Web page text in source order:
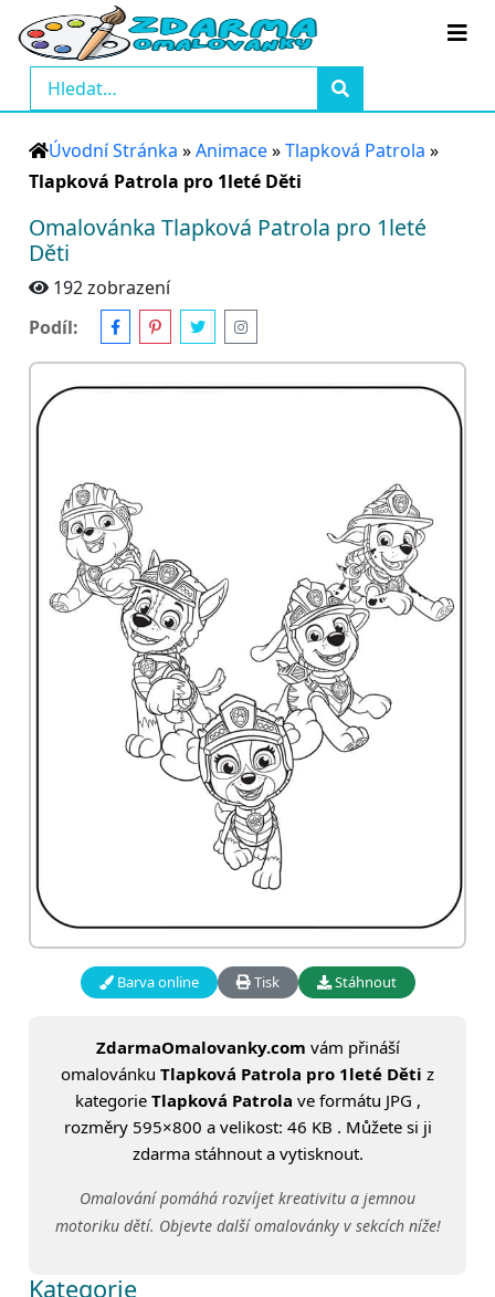
Úvodní Stránka »Animace»Tlapková Patrola »
Tlapková Patrola pro 1leté Děti
Omalovánka Tlapková Patrola pro 1leté
Děti
192 zobrazení
Podíl:
Barva online Tisk Stáhnout
ZdarmaOmalovanky.com vám přináší
omalovánku Tlapková Patrola pro 1leté Děti z
kategorie Tlapková Patrola ve formátu JPG ,
rozměry 595×800 a velikost: 46 KB . Můžete si ji
zdarma stáhnout a vytisknout.
Omalování pomáhá rozvíjet kreativitu a jemnou
motoriku dětí. Objevte další omalovánky v sekcích níže!
Kategorie